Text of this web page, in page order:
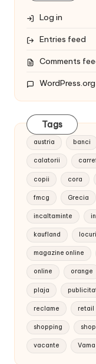
Log in
Entries feed
Comments
WordPress.org
Tags
austria banci
calatorii
copii cora
fmcg Grecia
incaltaminte
kaufland
magazine online
online orange
plaja
reclame retail
shopping
vacante